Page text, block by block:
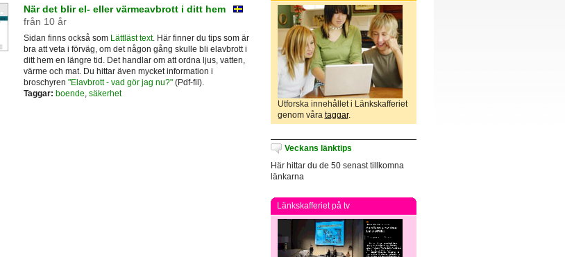
När det blir el- eller värmeavbrott i ditt hem
från 10 år
Sidan finns också som Lättläst text. Här finner du tips som är
bra att veta i förväg, om det någon gång skulle bli elavbrott i
ditt hem en längre tid. Det handlar om att ordna ljus, vatten,
värme och mat. Du hittar även mycket information i
broschyren "Elavbrott - vad gör jag nu?"(Pdf-fil).
Taggar: boende säkerhet
Utforska innehållet i Länkskafferiet
genom våra taggar.
Veckans länktips
Här hittar du de 50 senast tillkomna
länkarna
Länkskafferiet på tv